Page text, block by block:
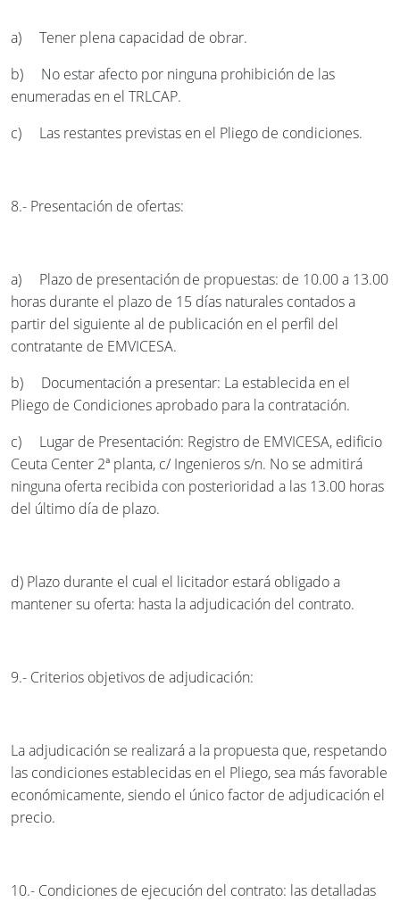
a) Tener plena capacidad de obrar.
b) No estar afecto por ninguna prohibición de las
enumeradas en el TRLCAP.
c) Las restantes previstas en el Pliego de condiciones.
8.- Presentación de ofertas:
a) Plazo de presentación de propuestas: de 10.00 a 13.00
horas durante el plazo de 15 días naturales contados a
partir del siguiente al de publicación en el perfil del
contratante de EMVICESA.
b) Documentación a presentar: La establecida en el
Pliego de Condiciones aprobado para la contratación.
c) Lugar de Presentación: Registro de EMVICESA, edificio
Ceuta Center 2ª planta, c/ Ingenieros s/n. No se admitirá
ninguna oferta recibida con posterioridad a las 13.00 horas
del último día de plazo.
d) Plazo durante el cual el licitador estará obligado a
mantener su oferta: hasta la adjudicación del contrato.
9.- Criterios objetivos de adjudicación:
La adjudicación se realizará a la propuesta que, respetando
las condiciones establecidas en el Pliego, sea más favorable
económicamente, siendo el único factor de adjudicación el
precio.
10.- Condiciones de ejecución del contrato: las detalladas